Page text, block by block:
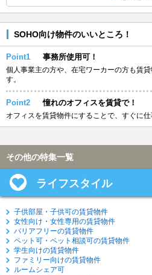
SOHO向け物件のいいところ！
Point1 事務所使用可！
個人事業主の方や、在宅ワーカーの方も賃
す。
Point2 憧れのオフィスを賃貸で！
オフィスを賃貸物件にすることで、すぐに仕
その他の特集一覧
ライフスタイル
子供部屋・子供可の賃貸物件
女性向け・女性専用の賃貸物件
バリアフリーの賃貸物件
ペット可・ペット相談可の賃貸物件
学生向けの賃貸物件
ファミリー向けの賃貸物件
ルームシェア可